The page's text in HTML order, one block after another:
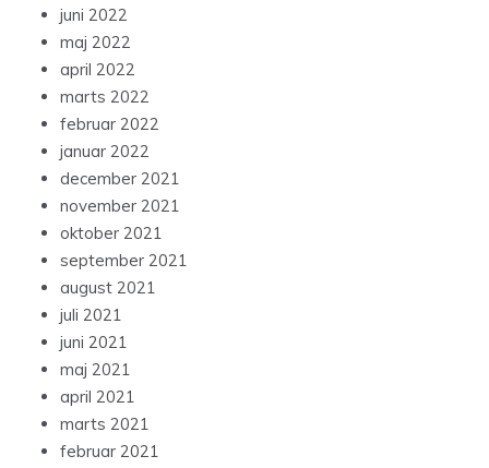
juni 2022
maj 2022
april 2022
marts 2022
februar 2022
januar 2022
december 2021
november 2021
oktober 2021
september 2021
august 2021
juli 2021
juni 2021
maj 2021
april 2021
marts 2021
februar 2021